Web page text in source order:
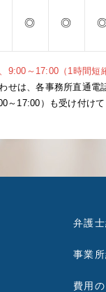
◎ ◎
9:00～17:00（1時間短
せは、各事務所直通電
～17:00）も受け付け
弁護
事業
費用